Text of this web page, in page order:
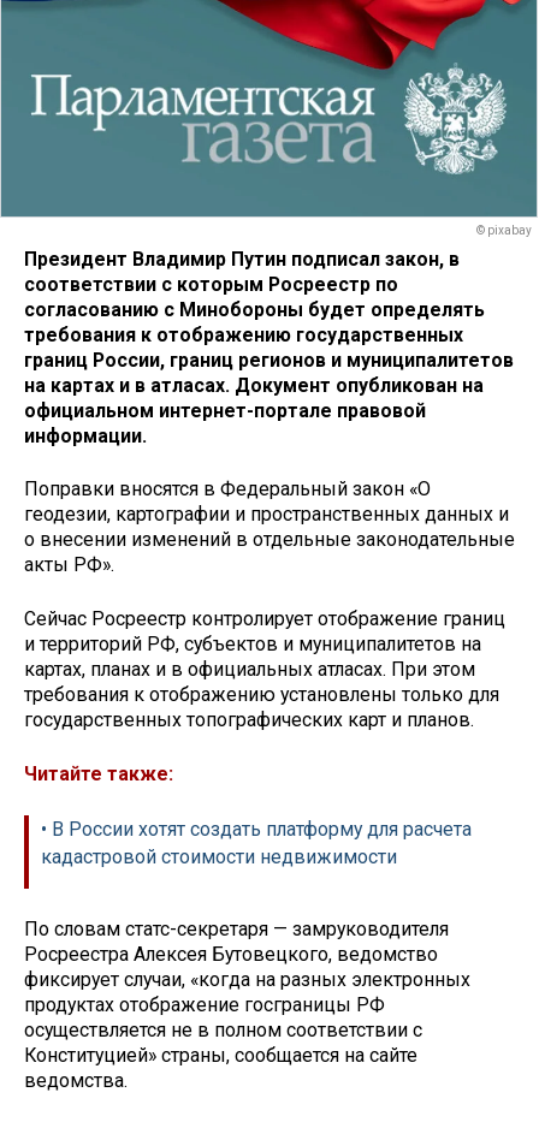
© pixabay
Президент Владимир Путин подписал закон, в
соответствии с которым Росреестр по
согласованию с Минобороны будет определять
требования к отображению государственных
границ России, границ регионов и муниципалитетов
на картах и в атласах. Документ опубликован на
официальном интернет-портале правовой
информации.
Поправки вносятся в Федеральный закон «О
геодезии, картографии и пространственных данных и
о внесении изменений в отдельные законодательные
акты РФ».
Сейчас Росреестр контролирует отображение границ
и территорий РФ, субъектов и муниципалитетов на
картах, планах и в официальных атласах. При этом
требования к отображению установлены только для
государственных топографических карт и планов.
Читайте также:
• В России хотят создать платформу для расчета
кадастровой стоимости недвижимости
По словам статс-секретаря — замруководителя
Росреестра Алексея Бутовецкого, ведомство
фиксирует случаи, «когда на разных электронных
продуктах отображение госграницы РФ
осуществляется не в полном соответствии с
Конституцией» страны, сообщается на сайте
ведомства.